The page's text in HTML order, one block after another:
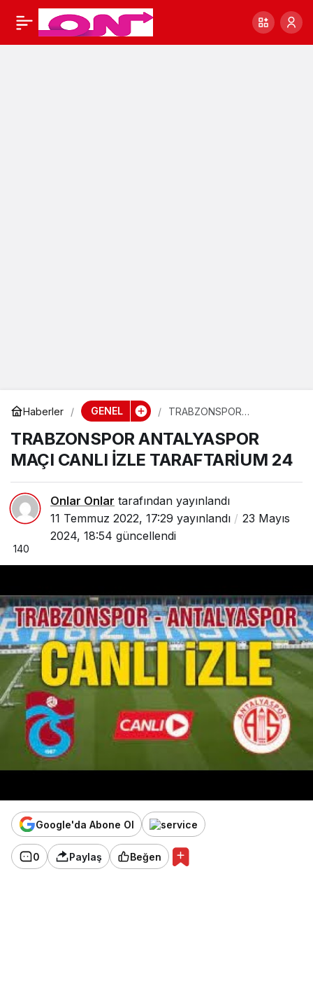
Haberler GENEL
TRABZONSPOR
İZLE TARAFTARİUM 24
TRABZONSPOR ANTALYASPOR
MAÇI CANLI İZLE TARAFTARİUM 24
Onlar Onlar tarafından yayınlandı
11 Temmuz 2022, 17:29 yayınlandı
23 Mayıs
2024, 18:54 güncellendi
140
Google'da Abone Ol
0 Paylaş Beğen
Galatasaray’da hedef Paylaş